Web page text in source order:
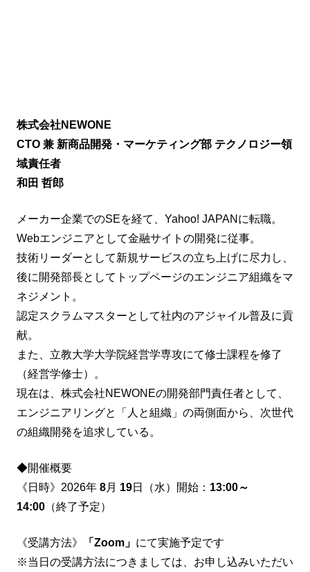
株式会社NEWONE
CTO 兼 新商品開発・マーケティング部 テクノロジー領
域責任者
和田 哲郎
メーカー企業でのSEを経て、Yahoo! JAPANに転職。
Webエンジニアとして金融サイトの開発に従事。
技術リーダーとして新規サービスの立ち上げに尽力し、
後に開発部長としてトップページのエンジニア組織をマ
ネジメント。
認定スクラムマスターとして社内のアジャイル普及に貢
献。
また、立教大学大学院経営学専攻にて修士課程を修了
（経営学修士）。
現在は、株式会社NEWONEの開発部門責任者として、
エンジニアリングと「人と組織」の両側面から、次世代
の組織開発を追求している。
◆開催概要
《日時》2026年 8月 19日（水）開始： 13:00～
14:00 （終了予定）
《受講方法》 「Zoom」 にて実施予定です
※当日の受講方法につきましては、お申し込みいただい